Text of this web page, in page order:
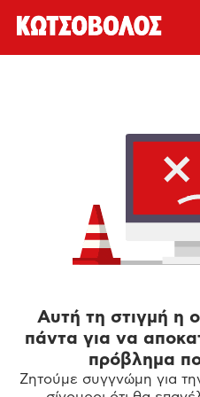
Αυτή τη στιγμή η
πάντα για να
πρόβλημα
Ζητούμε συγγνώμη για